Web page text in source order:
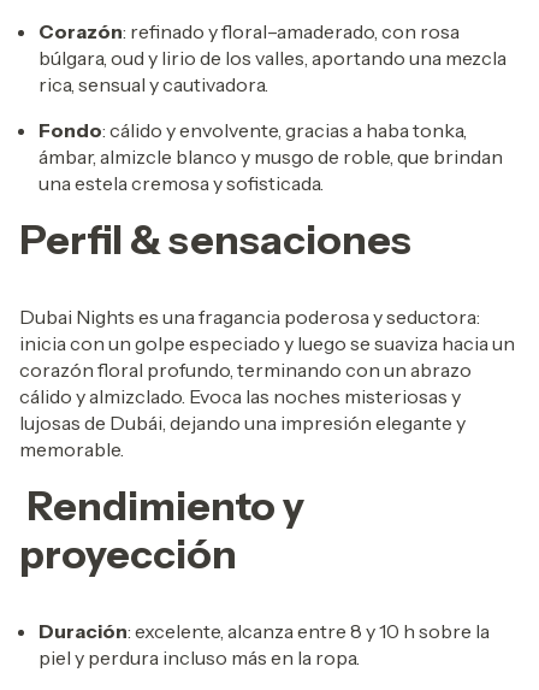
Corazón: refinado y floral–amaderado, con rosa
búlgara, oud y lirio de los valles, aportando una mezcla
rica, sensual y cautivadora.
Fondo: cálido y envolvente, gracias a haba tonka,
ámbar, almizcle blanco y musgo de roble, que brindan
una estela cremosa y sofisticada.
Perfil & sensaciones
Dubai Nights es una fragancia poderosa y seductora:
inicia con un golpe especiado y luego se suaviza hacia un
corazón floral profundo, terminando con un abrazo
cálido y almizclado. Evoca las noches misteriosas y
lujosas de Dubái, dejando una impresión elegante y
memorable.
Rendimiento y
proyección
Duración: excelente, alcanza entre 8 y 10 h sobre la
piel y perdura incluso más en la ropa.